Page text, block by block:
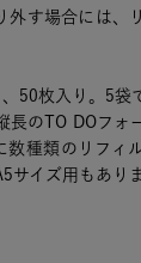
外す場合には、
50枚入り。5袋
長のTO DOフォ
数種類のリフィ
サイズ用もありま